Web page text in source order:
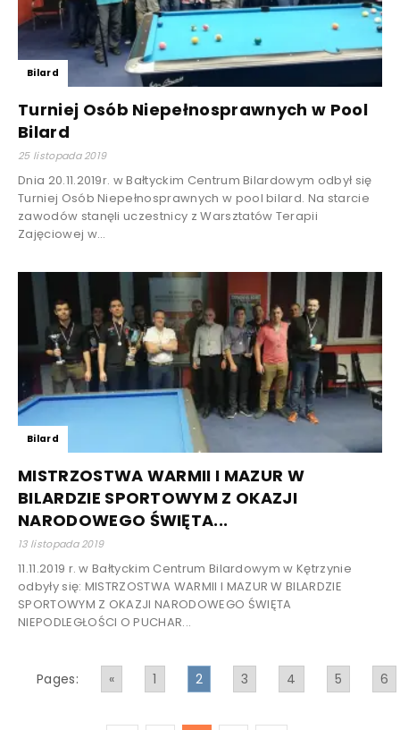
Bilard
Turniej Osób Niepełnosprawnych w Pool
Bilard
25 listopada 2019
Dnia 20.11.2019r. w Bałtyckim Centrum Bilardowym odbył się
Turniej Osób Niepełnosprawnych w pool bilard. Na starcie
zawodów stanęli uczestnicy z Warsztatów Terapii
Zajęciowej w...
Bilard
MISTRZOSTWA WARMII I MAZUR W
BILARDZIE SPORTOWYM Z OKAZJI
NARODOWEGO ŚWIĘTA...
13 listopada 2019
11.11.2019 r. w Bałtyckim Centrum Bilardowym w Kętrzynie
odbyły się: MISTRZOSTWA WARMII I MAZUR W BILARDZIE
SPORTOWYM Z OKAZJI NARODOWEGO ŚWIĘTA
NIEPODLEGŁOŚCI O PUCHAR...
Pages: « 1 2 3 4 5 6